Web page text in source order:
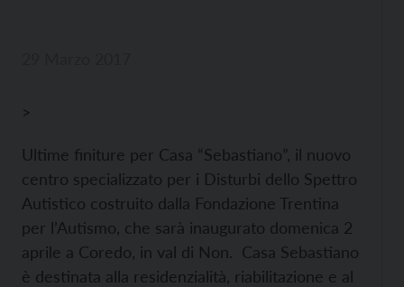
>
Ultime finiture per Casa “Sebastiano”, il nuovo
centro specializzato per i Disturbi dello Spettro
Autistico costruito dalla Fondazione Trentina
per l’Autismo, che sarà inaugurato domenica 2
aprile a Coredo, in val di Non. Casa Sebastiano
è destinata alla residenzialità, riabilitazione e al